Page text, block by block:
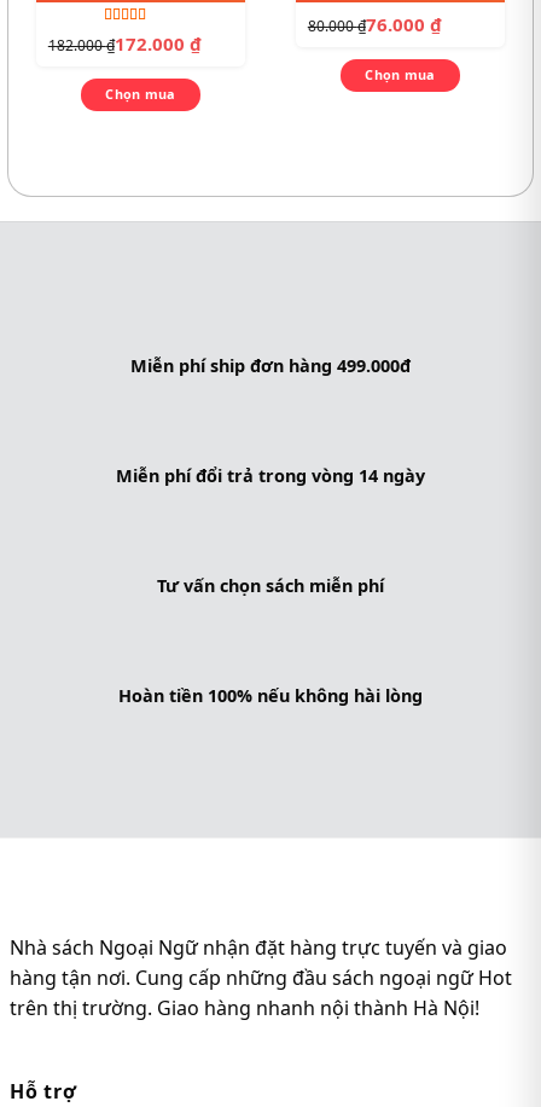
Được xếp
hạng4.00
182.000₫172.000 ₫
Chọn mua
80.000₫76.000 ₫
Chọn mua
Miễn phí ship đơn hàng 499.000đ
Miễn phí đổi trả trong vòng 14 ngày
Tư vấn chọn sách miễn phí
Hoàn tiền 100% nếu không hài lòng
Nhà sách Ngoại Ngữ nhận đặt hàng trực tuyến và giao
hàng tận nơi. Cung cấp những đầu sách ngoại ngữ Hot
trên thị trường. Giao hàng nhanh nội thành Hà Nội!
Hỗ trợ